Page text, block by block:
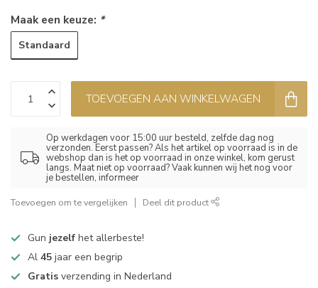
Maak een keuze: *
Standaard
TOEVOEGEN AAN WINKELWAGEN
Op werkdagen voor 15:00 uur besteld, zelfde dag nog
verzonden. Eerst passen? Als het artikel op voorraad is in de
webshop dan is het op voorraad in onze winkel, kom gerust
langs. Maat niet op voorraad? Vaak kunnen wij het nog voor
je bestellen, informeer
Toevoegen om te vergelijken Deel dit product
Gun jezelf het allerbeste!
Al 45 jaar een begrip
Gratis verzending in Nederland